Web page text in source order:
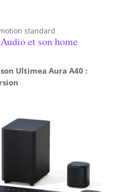
Auracast pour encore
plus de puissance.et son home
Ultimea Aura A40 :